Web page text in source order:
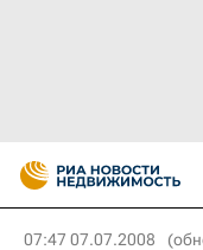
07:47 07.07.2008